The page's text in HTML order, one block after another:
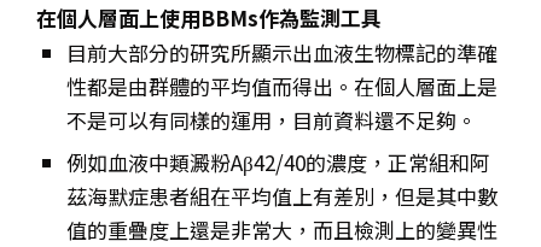
在個人層面上使用BBMs作為監測工具
目前大部分的研究所顯示出血液生物標記的準確
性都是由群體的平均值而得出。在個人層面上是
不是可以有同樣的運用，目前資料還不足夠。
例如血液中類澱粉Aβ42/40的濃度，正常組和阿
茲海默症患者組在平均值上有差別，但是其中數
值的重疊度上還是非常大，而且檢測上的變異性